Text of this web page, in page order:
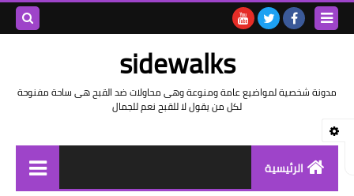
sidewalks
مدونة شخصية لمواضيع عامة ومنوعة وهى محاولات ضد القبح هى ساحة مفنوحة
لكل من يقول لا للقبح نعم للجمال
الرئيسية